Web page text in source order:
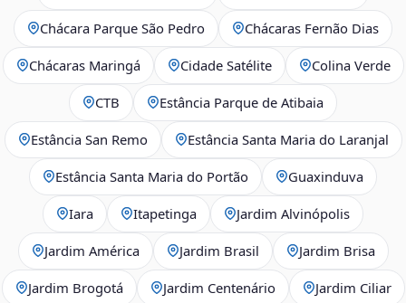
Chácara Parque São Pedro Chácaras Fernão Dias
Chácaras Maringá Cidade Satélite Colina Verde
CTB Estância Parque de Atibaia
Estância San Remo Estância Santa Maria do Laranjal
Estância Santa Maria do Portão Guaxinduva
Iara Itapetinga Jardim Alvinópolis
Jardim América Jardim Brasil Jardim Brisa
Jardim Brogotá Jardim Centenário Jardim Ciliar